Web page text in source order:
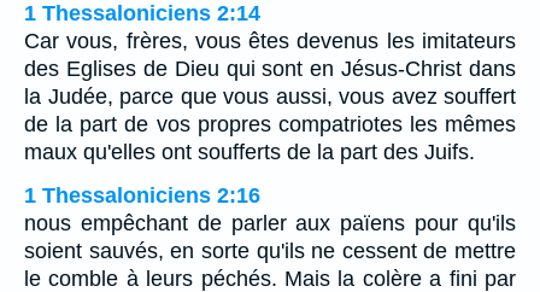
1 Thessaloniciens 2:14
Car vous, frères, vous êtes devenus les imitateurs
des Eglises de Dieu qui sont en Jésus-Christ dans
la Judée, parce que vous aussi, vous avez souffert
de la part de vos propres compatriotes les mêmes
maux qu'elles ont soufferts de la part des Juifs.
1 Thessaloniciens 2:16
nous empêchant de parler aux païens pour qu'ils
soient sauvés, en sorte qu'ils ne cessent de mettre
le comble à leurs péchés. Mais la colère a fini par